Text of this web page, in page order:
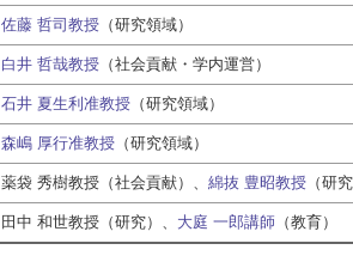
佐藤 哲司教授 （研究領域）
白井 哲哉教授 （社会貢献・学内運営）
石井 夏生利准教授 （研究領域）
森嶋 厚行准教授 （研究領域）
薬袋 秀樹教授（社会貢献）、 綿抜 豊昭教授 （研
田中 和世教授（研究）、 大庭 一郎講師 （教育）